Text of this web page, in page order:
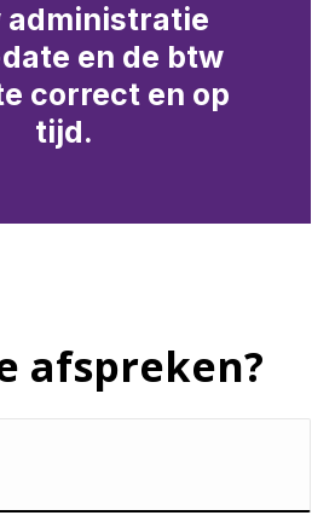
administratie
en de btw
correct en op
tijd.
afspreken?